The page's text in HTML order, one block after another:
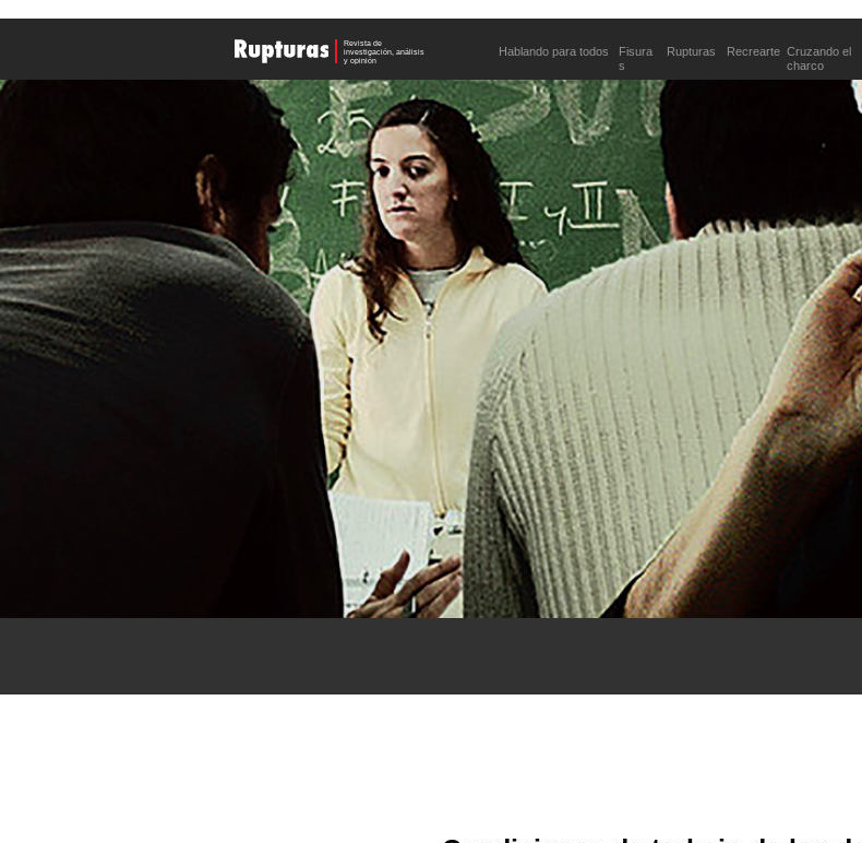
revista rupturas Quito Ecuador opinion analisis
Revista de
investigación, análisis
y opinión
Hablando para todos
Fisura
s
Rupturas Recrearte Cruzando el
charco